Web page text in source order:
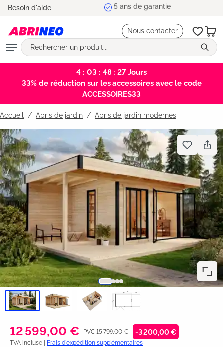
principal
Besoin d'aide 5 ans de garantie
Nous contacter
4 : 03 : 48 : 26Jours
33% de réduction sur les accessoires avec le code
ACCESSOIRES33
Accueil Abris de jardin / Abris de jardin modernes
Bildergalerie überspringen
12 599,00 € PVC 15 799,00 € -3 200,00 €
TVA incluse | Frais d'expédition supplémentaires